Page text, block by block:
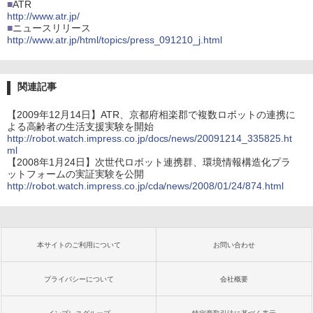
■ATR
http://www.atr.jp/
■ニュースリリース
http://www.atr.jp/html/topics/press_091210_j.html
関連記事
【2009年12月14日】ATR、京都府相楽郡で複数ロボットの連携に
よる高齢者の生活支援実験を開始
http://robot.watch.impress.co.jp/docs/news/20091214_335825.ht
ml
【2008年1月24日】次世代ロボット連携群、環境情報構造化プラ
ットフォームの実証実験を公開
http://robot.watch.impress.co.jp/cda/news/2008/01/24/874.html
本サイトのご利用について お問い合わせ
プライバシーについて 会社概要